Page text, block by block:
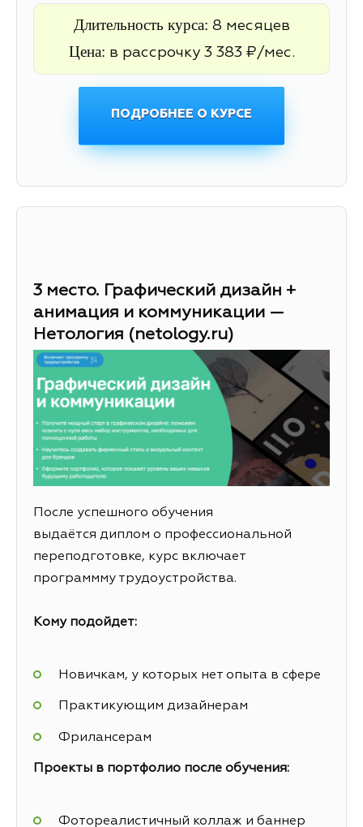
Длительность курса: 8 месяцев
Цена: в рассрочку 3 383 ₽/мес.
ПОДРОБНЕЕ О КУРСЕ
3 место. Графический дизайн +
анимация и коммуникации —
Нетология (netology.ru)
После успешного обучения
выдаётся диплом о профессиональной
переподготовке, курс включает
программму трудоустройства.
Кому подойдет:
Новичкам, у которых нет опыта в сфере
Практикующим дизайнерам
Фрилансерам
Проекты в портфолио после обучения:
Фотореалистичный коллаж и баннер